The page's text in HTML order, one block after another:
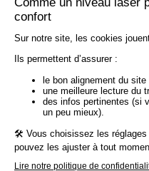
© Tiaso 2022-2026
Mentions légales
Politique cookies
Politique réseaux sociaux
CGV